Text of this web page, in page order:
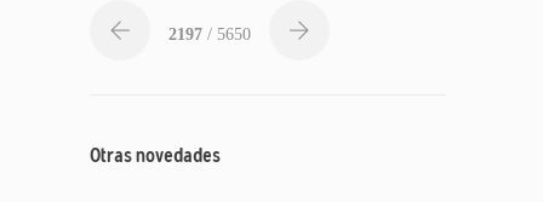
2197 / 5650
Otras novedades